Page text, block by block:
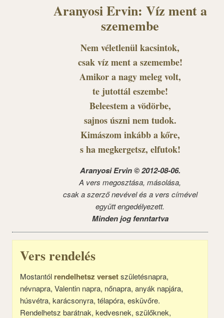
Aranyosi Ervin: Víz ment a
szemembe
Nem véletlenül kacsintok,
csak víz ment a szemembe!
Amikor a nagy meleg volt,
te jutottál eszembe!
Beleestem a vödörbe,
sajnos úszni nem tudok.
Kimászom inkább a kőre,
s ha megkergetsz, elfutok!
Aranyosi Ervin © 2012-08-06.
A vers megosztása, másolása,
csak a szerző nevével és a vers címével
együtt engedélyezett.
Minden jog fenntartva
Vers rendelés
Mostantól rendelhetsz versetszületésnapra,
névnapra, Valentin napra, nőnapra, anyák napjára,
húsvétra, karácsonyra, télapóra, esküvőre.
Rendelhetsz barátnak, kedvesnek, szülőknek,